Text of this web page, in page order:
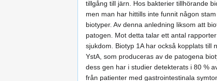
tillgång till järn. Hos bakterier tillhörande
men man har hittills inte funnit någon
biotyper. Av denna anledning liksom att
patogen. Mot detta talar ett antal
sjukdom. Biotyp 1A har också kopplats till
YstA, som produceras av de patogena
dess gen har i studier detekterats i 80 %
från patienter med gastrointestinala